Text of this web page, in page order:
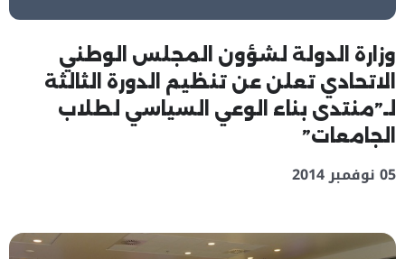
وزارة الدولة لشؤون المجلس الوطني
الاتحادي تعلن عن تنظيم الدورة الثالثة
لـ”منتدى بناء الوعي السياسي لطلاب
الجامعات”
05 نوفمبر 2014